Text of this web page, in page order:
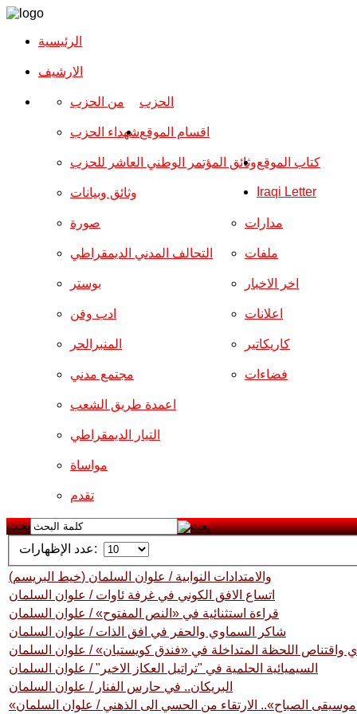
الرئيسية
الارشیف
الحزب من الحزب
شهداء الحزب
وثائق المؤتمر الوطني العاشر للحزب
وثائق وبيانات
اقسام الموقع
صورة
التحالف المدني الديمقراطي
بوستر
ادب وفن
المنبرالحر
مجتمع مدني
مدارات
ملفات
اخر الاخبار
اعلانات
كاريكاتير
فضاءات
اعمدة طريق الشعب
التيار الديمقراطي
مواساة
تقدم
كتاب الموقع
Iraqi Letter
بحث
عدد الإظهارات:
(خيط البريسم) والامتدادات النوابية / علوان السلمان
اتساع الافق الكوني في غرفة ئاوات / علوان السلمان
قراءة استثنائية في «النص المفتوح» / علوان السلمان
شاكر السماوي والحفر في افق الذات / علوان السلمان
واقتناص اللحظة المتداخلة في «فندق كويستيان» / علوان السلمان
السيميائية الحلمية في "تراتيل العكاز الاخير" / علوان السلمان
البريكان.. في حارس الفنار / علوان السلمان
«موسيقى الصباح».. الارتقاء من الحسي الى الذهني / علوان السلمان